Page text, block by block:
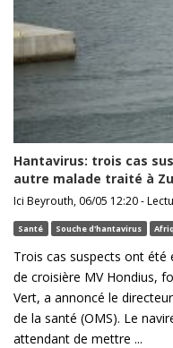
Hantavirus: trois cas
autre malade traité à
Ici Beyrouth, 06/05 12:20 -
Santé Souche d'hantavirus
Trois cas suspects ont été
de croisière MV Hondius,
Vert, a annoncé le
de la santé (OMS). Le
attendant de mettre ...